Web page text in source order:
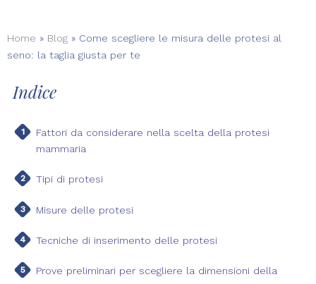
Home » Blog » Come scegliere le misura delle protesi al
seno: la taglia giusta per te
Indice
Fattori da considerare nella scelta della protesi
mammaria
Tipi di protesi
Misure delle protesi
Tecniche di inserimento delle protesi
Prove preliminari per scegliere la dimensioni della